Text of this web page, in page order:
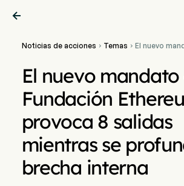

Noticias de acciones  Temas  El nuevo
se
interna
El nuevo
Fundación
provoca 8 salidas
mientras se
brecha interna